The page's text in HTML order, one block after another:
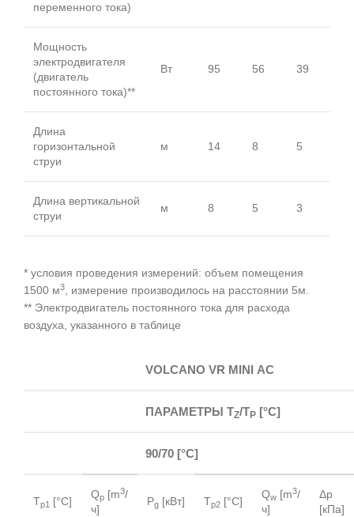
переменного тока)
Мощность
электродвигателя
(двигатель
постоянного тока)**
Вт 95 56 39
Длина
горизонтальной
струи
м 14 8 5
Длина вертикальной
струи
м 8 5 3
* условия проведения измерений: объем помещения
1500 м3, измерение производилось на расстоянии 5м.
** Электродвигатель постоянного тока для расхода
воздуха, указанного в таблице
VOLCANO VR MINI AC
ПАРАМЕТРЫ TZ/TP [°C]
90/70 [°C]
Tp1 [°C]
Qp [m3/
ч]
Pg [кВт] Tp2 [°C]
Qw [m3/
ч]
Δp
[кПа]